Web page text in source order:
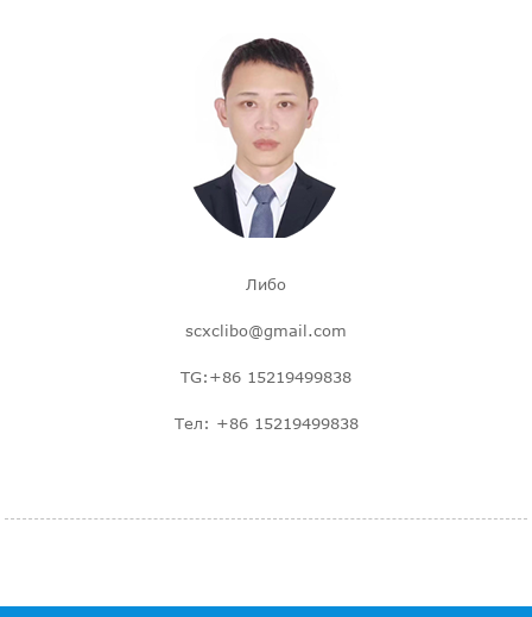
Либо
scxclibo@gmail.com
TG:+86 15219499838
Тел: +86 15219499838